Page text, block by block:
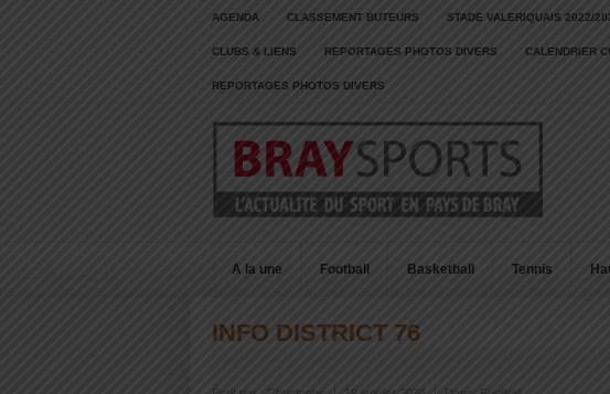
AGENDA CLASSEMENT BUTEURS STADE VALERIQUAIS 2022/
CLUBS & LIENS REPORTAGES PHOTOS DIVERS CALENDRIER
REPORTAGES PHOTOS DIVERS
A la une Football Basketball Tennis
INFO DISTRICT 76